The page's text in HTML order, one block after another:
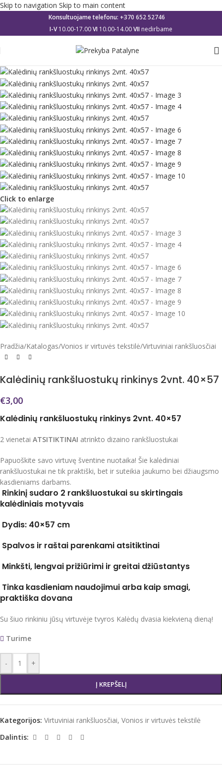
Skip to navigation Skip to main content
Konsultuojame telefonu: +370 652 52746
I-V10.00-17.00VI 10.00-14.00VII nedirbame
Click to enlarge
Pradžia/Katalogas/Vonios ir virtuvės tekstilė/Virtuviniai rankšluosčiai
Kalėdinių rankšluostukų rinkinys 2vnt. 40×57
€3,00
Kalėdinių rankšluostukų rinkinys 2vnt. 40×57
2 vienetai ATSITIKTINAI atrinkto dizaino rankšluostukai
Papuoškite savo virtuvę šventine nuotaika! Šie kalėdiniai
rankšluostukai ne tik praktiški, bet ir suteikia jaukumo bei džiaugsmo
kasdieniams darbams.
Rinkinį sudaro 2 rankšluostukai su skirtingais
kalėdiniais motyvais
Dydis: 40×57 cm
Spalvos ir raštai parenkami atsitiktinai
Minkšti, lengvai prižiūrimi ir greitai džiūstantys
Tinka kasdieniam naudojimui arba kaip smagi,
praktiška dovana
Su šiuo rinkiniu jūsų virtuvėje tvyros Kalėdų dvasia kiekvieną dieną!
Turime
- +
Į KREPŠELĮ
Kategorijos: Virtuviniai rankšluosčiai, Vonios ir virtuvės tekstilė
Dalintis: